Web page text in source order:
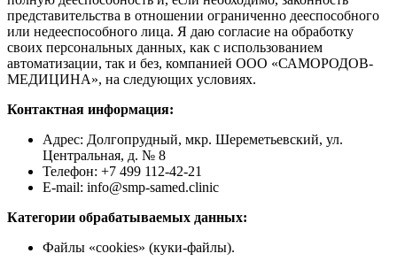
представительства в отношении ограниченно дееспособного
или недееспособного лица. Я даю согласие на обработку
своих персональных данных, как с использованием
автоматизации, так и без, компанией ООО «САМОРОДОВ-
МЕДИЦИНА», на следующих условиях.
Контактная информация:
Адрес: Долгопрудный, мкр. Шереметьевский, ул.
Центральная, д. № 8
Телефон: +7 499 112-42-21
E-mail: info@smp-samed.clinic
Категории обрабатываемых данных:
Файлы «cookies» (куки-файлы).